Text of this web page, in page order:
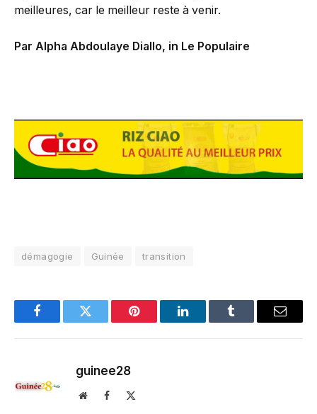
meilleures, car le meilleur reste à venir.
Par Alpha Abdoulaye Diallo, in Le Populaire
démagogie Guinée transition
FacebookTwitter Pinterest LinkedInTumblr Email
guinee28
WebsiteFacebook